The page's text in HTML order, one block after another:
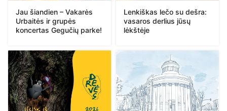
Jau šiandien – Vakarės
Urbaitės ir grupės
koncertas Gegučių parke!
Lenkiškas lečo su dešra:
vasaros derlius jūsų
lėkštėje